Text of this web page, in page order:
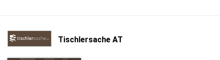
Tischlersache AT